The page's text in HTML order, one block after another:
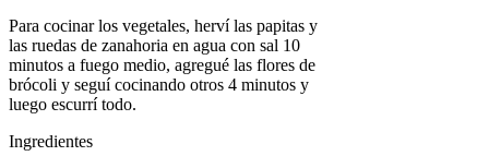
Para cocinar los vegetales, herví las papitas y
las ruedas de zanahoria en agua con sal 10
minutos a fuego medio, agregué las flores de
brócoli y seguí cocinando otros 4 minutos y
luego escurrí todo.
Ingredientes